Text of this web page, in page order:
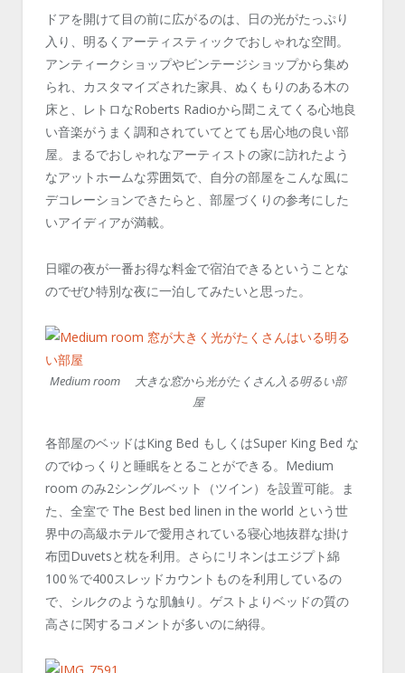
ドアを開けて目の前に広がるのは、日の光がたっぷり
入り、明るくアーティスティックでおしゃれな空間。
アンティークショップやビンテージショップから集め
られ、カスタマイズされた家具、ぬくもりのある木の
床と、レトロなRoberts Radioから聞こえてくる心地良
い音楽がうまく調和されていてとても居心地の良い部
屋。まるでおしゃれなアーティストの家に訪れたよう
なアットホームな雰囲気で、自分の部屋をこんな風に
デコレーションできたらと、部屋づくりの参考にした
いアイディアが満載。
日曜の夜が一番お得な料金で宿泊できるということな
のでぜひ特別な夜に一泊してみたいと思った。
Medium room 大きな窓から光がたくさん入る明るい部
屋
各部屋のベッドはKing Bed もしくはSuper King Bed な
のでゆっくりと睡眠をとることができる。Medium
room のみ2シングルベット（ツイン）を設置可能。ま
た、全室で The Best bed linen in the world という世
界中の高級ホテルで愛用されている寝心地抜群な掛け
布団Duvetsと枕を利用。さらにリネンはエジプト綿
100％で400スレッドカウントものを利用しているの
で、シルクのような肌触り。ゲストよりベッドの質の
高さに関するコメントが多いのに納得。